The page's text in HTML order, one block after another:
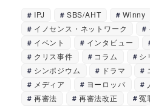
IPJ SBS/AHT Winny
イノセンス・ネットワーク
イベント
インタビュー
クリス事件
コラム
シ
シンポジウム
ドラマ
メディア
ヨーロッパ
再審法
再審法改正 冤